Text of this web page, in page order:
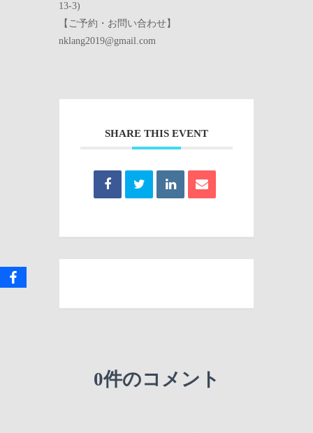
13-3)
【ご予約・お問い合わせ】
nklang2019@gmail.com
SHARE THIS EVENT
0件のコメント